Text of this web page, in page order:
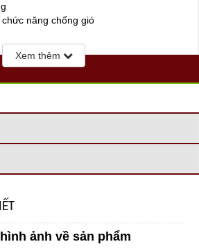
chức năng chống gió
Xem thêm
ảnh về sản phẩm